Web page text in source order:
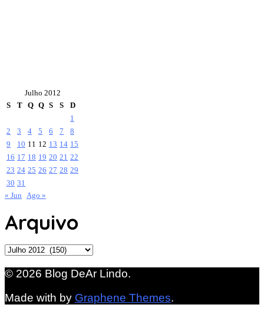
Julho 2012
S
T Q Q S S
D
1
2
3 4 5 6 7
8
9
10 11 12 13 14 15
16 17 18 19 20 21 22
23 24 25 26 27 28 29
30 31
« Jun Ago »
Arquivo
Arquivo
© 2026 Blog DeAr Lindo.
Made with by Graphene Themes.